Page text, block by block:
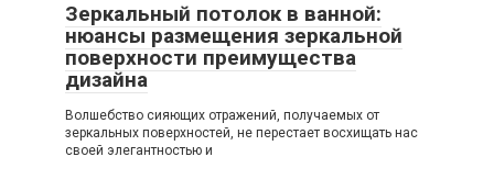
Зеркальный потолок в ванной:
нюансы размещения зеркальной
поверхности преимущества
дизайна
Волшебство сияющих отражений, получаемых от
зеркальных поверхностей, не перестает восхищать нас
своей элегантностью и